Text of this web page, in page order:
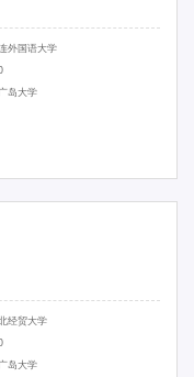
外国语大学
广岛大学
经贸大学
广岛大学